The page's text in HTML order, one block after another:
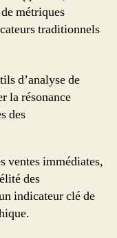
métriques
traditionnels
d’analyse de
la résonance
des
ventes immédiates,
des
indicateur clé de